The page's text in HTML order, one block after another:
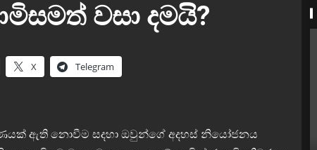
වසා දමයි?
X Telegram
ඇති නොවීම සදහා ඔවුන්ගේ අදහස් නියෝජනය